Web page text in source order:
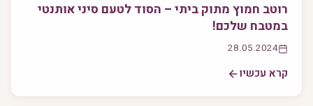
רוטב חמוץ מתוק ביתי – הסוד לטעם סיני אותנטי
במטבח שלכם!
28.05.2024
קרא עכשיו